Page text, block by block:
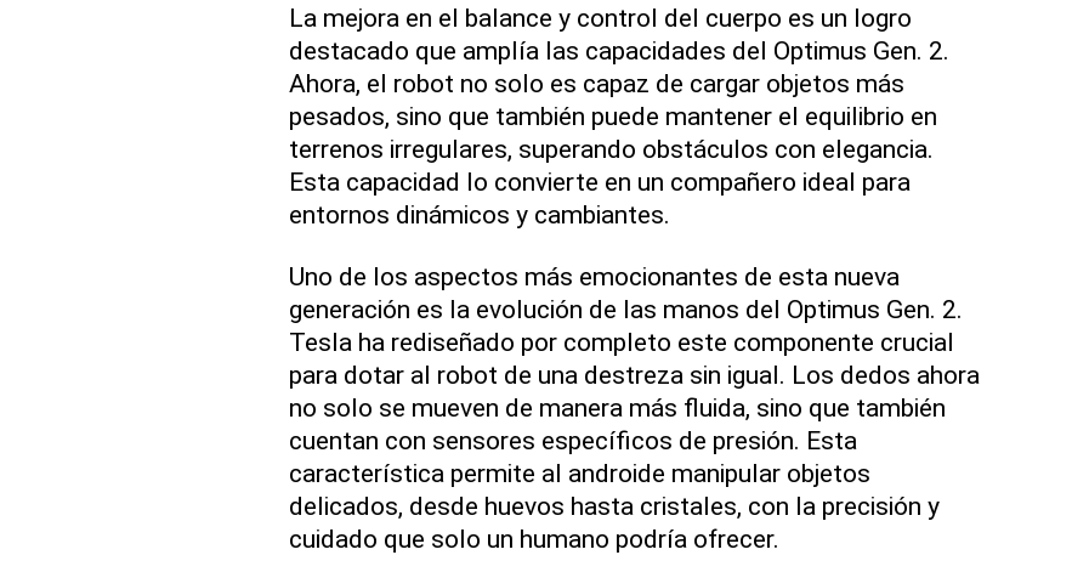
La mejora en el balance y control del cuerpo es un logro
destacado que amplía las capacidades del Optimus Gen. 2.
Ahora, el robot no solo es capaz de cargar objetos más
pesados, sino que también puede mantener el equilibrio en
terrenos irregulares, superando obstáculos con elegancia.
Esta capacidad lo convierte en un compañero ideal para
entornos dinámicos y cambiantes.
Uno de los aspectos más emocionantes de esta nueva
generación es la evolución de las manos del Optimus Gen. 2.
Tesla ha rediseñado por completo este componente crucial
para dotar al robot de una destreza sin igual. Los dedos ahora
no solo se mueven de manera más fluida, sino que también
cuentan con sensores específicos de presión. Esta
característica permite al androide manipular objetos
delicados, desde huevos hasta cristales, con la precisión y
cuidado que solo un humano podría ofrecer.